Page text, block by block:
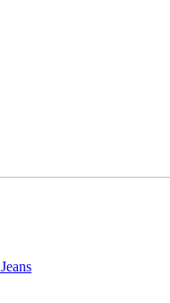
Jeans